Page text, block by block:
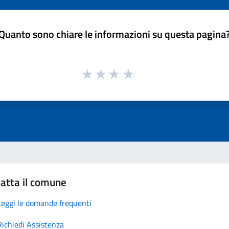
sono chiare le informazioni su questa
il comune
le domande frequenti
Assistenza